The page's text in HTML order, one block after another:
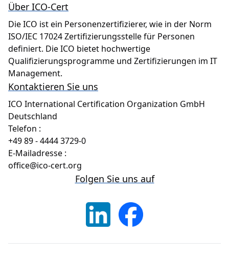
Über ICO-Cert
Die ICO ist ein Personenzertifizierer, wie in der Norm
ISO/IEC 17024 Zertifizierungsstelle für Personen
definiert. Die ICO bietet hochwertige
Qualifizierungsprogramme und Zertifizierungen im IT
Management.
Kontaktieren Sie uns
ICO International Certification Organization GmbH
Deutschland
Telefon :
+49 89 - 4444 3729-0
E-Mailadresse :
office@ico-cert.org
Folgen Sie uns auf